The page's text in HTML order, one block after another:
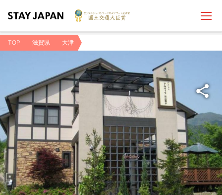
TOP 滋賀県 大津